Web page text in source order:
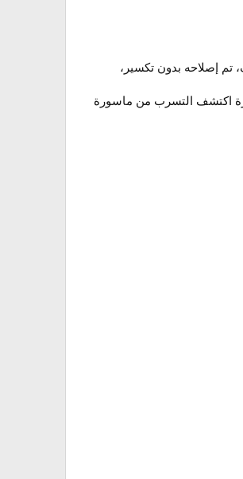
تم إصلاحه بدون تكسير،
سنتين، 4 شركات فشلت، لكن فريق الجزيرة اكتشف التسرب من ماسورة